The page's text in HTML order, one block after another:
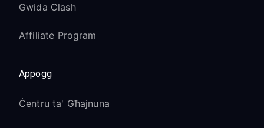
Gwida Clash
Affiliate Program
Appoġġ
Ċentru ta' Għajnuna